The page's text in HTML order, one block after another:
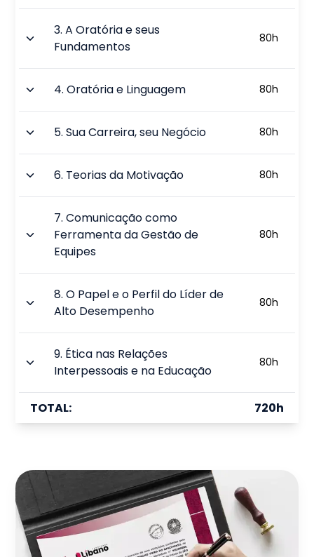
3.A Oratória e seus
Fundamentos
80h
4.Oratória e Linguagem 80h
5.Sua Carreira, seu Negócio 80h
6. Teorias da Motivação 80h
7.Comunicação como
Ferramenta da Gestão de
Equipes
80h
8.O Papel e o Perfil do Líder de
Alto Desempenho
80h
9. Ética nas Relações
Interpessoais e na Educação
80h
TOTAL: 720h